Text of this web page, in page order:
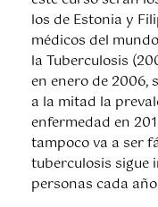
los de Estonia y
médicos del
la Tuberculosis
en enero de 2006,
a la mitad la
enfermedad en
tampoco va a ser
tuberculosis sigue
personas cada